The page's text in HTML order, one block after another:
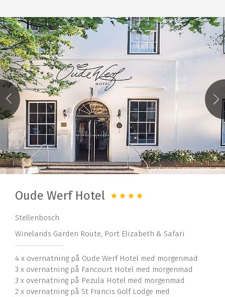
Oude Werf Hotel
Stellenbosch
Winelands Garden Route, Port Elizabeth & Safari
4 x overnatning på Oude Werf Hotel med morgenmad
3 x overnatning på Fancourt Hotel med morgenmad
3 x overnatning på Pezula Hotel med morgenmad
2 x overnatning på St Francis Golf Lodge med